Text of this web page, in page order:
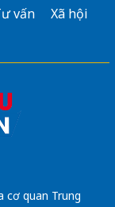
vấn
Xã hội
cơ quan Trung